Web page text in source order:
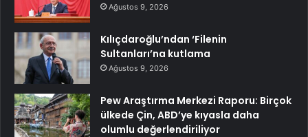
Ağustos 9, 2026
Kılıçdaroğlu’ndan ‘Filenin
Sultanları’na kutlama
Ağustos 9, 2026
Pew Araştırma Merkezi Raporu: Birçok
ülkede Çin, ABD’ye kıyasla daha
olumlu değerlendiriliyor